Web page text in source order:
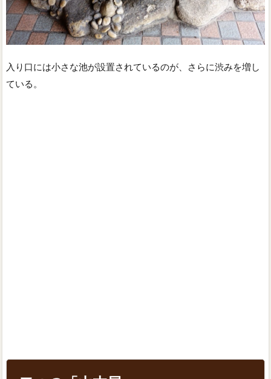
入り口には小さな池が設置されているのが、さらに渋みを増し
ている。